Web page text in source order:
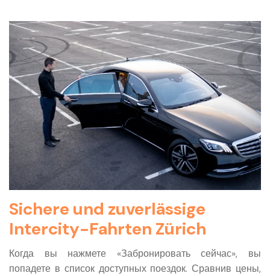
Sichere und zuverlässige
Intercity-Fahrten Zürich
Когда вы нажмете «Забронировать сейчас», вы
попадете в список доступных поездок. Сравнив цены,